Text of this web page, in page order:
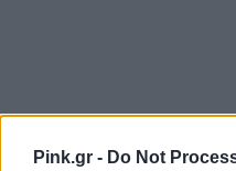
Pink.gr - Do Not